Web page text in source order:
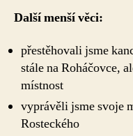
Další menší věci:
přestěhovali jsme
stále na Roháčovce,
místnost
vyprávěli jsme svoje
Rosteckého